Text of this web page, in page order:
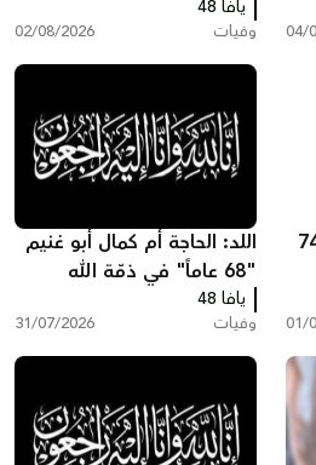
04/
عاماً" في ذمّة الله
يافا 48
وفيات 02/08/2026
نهاد جنتازي (74
01/
اللد: الحاجة أم كمال أبو غنيم
"68 عاماً" في ذمّة الله
يافا 48
وفيات 31/07/2026